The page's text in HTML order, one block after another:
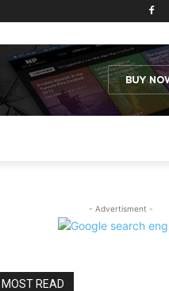
- Advertisment -
MOST READ